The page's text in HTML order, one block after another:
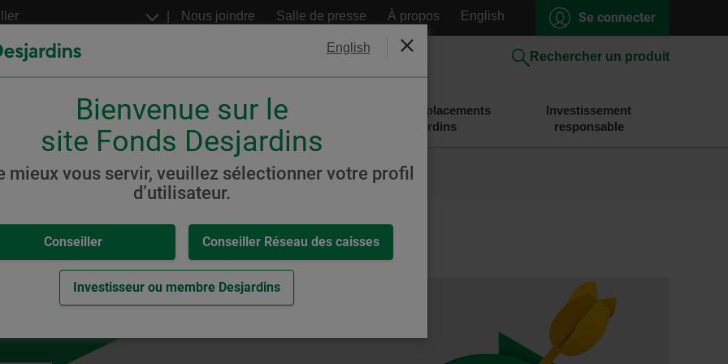
Aller
au
Nous joindre Salle de presse À propos English Se connecter
Rechercher un produit
FNB
Billets structurés
Desjardins
Épargne et placements
Desjardins
Investissement
responsable
SociéTerre
English
Bienvenue sur le
site Fonds Desjardins
mieux vous servir, veuillez sélectionner votre profil
d’utilisateur.
Conseiller Conseiller Réseau des caisses
Investisseur ou membre Desjardins
Fermer